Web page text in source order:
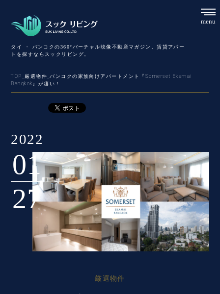
タイ ・ バンコクの360°バーチャル映像不動産マガジン。賃貸アパー
トを探すならスックリビング。
menu
TOP 厳選物件 _バンコクの家族向けアパートメント『Somerset Ekamai
Bangkok』が凄い！
2022
01
27
厳選物件